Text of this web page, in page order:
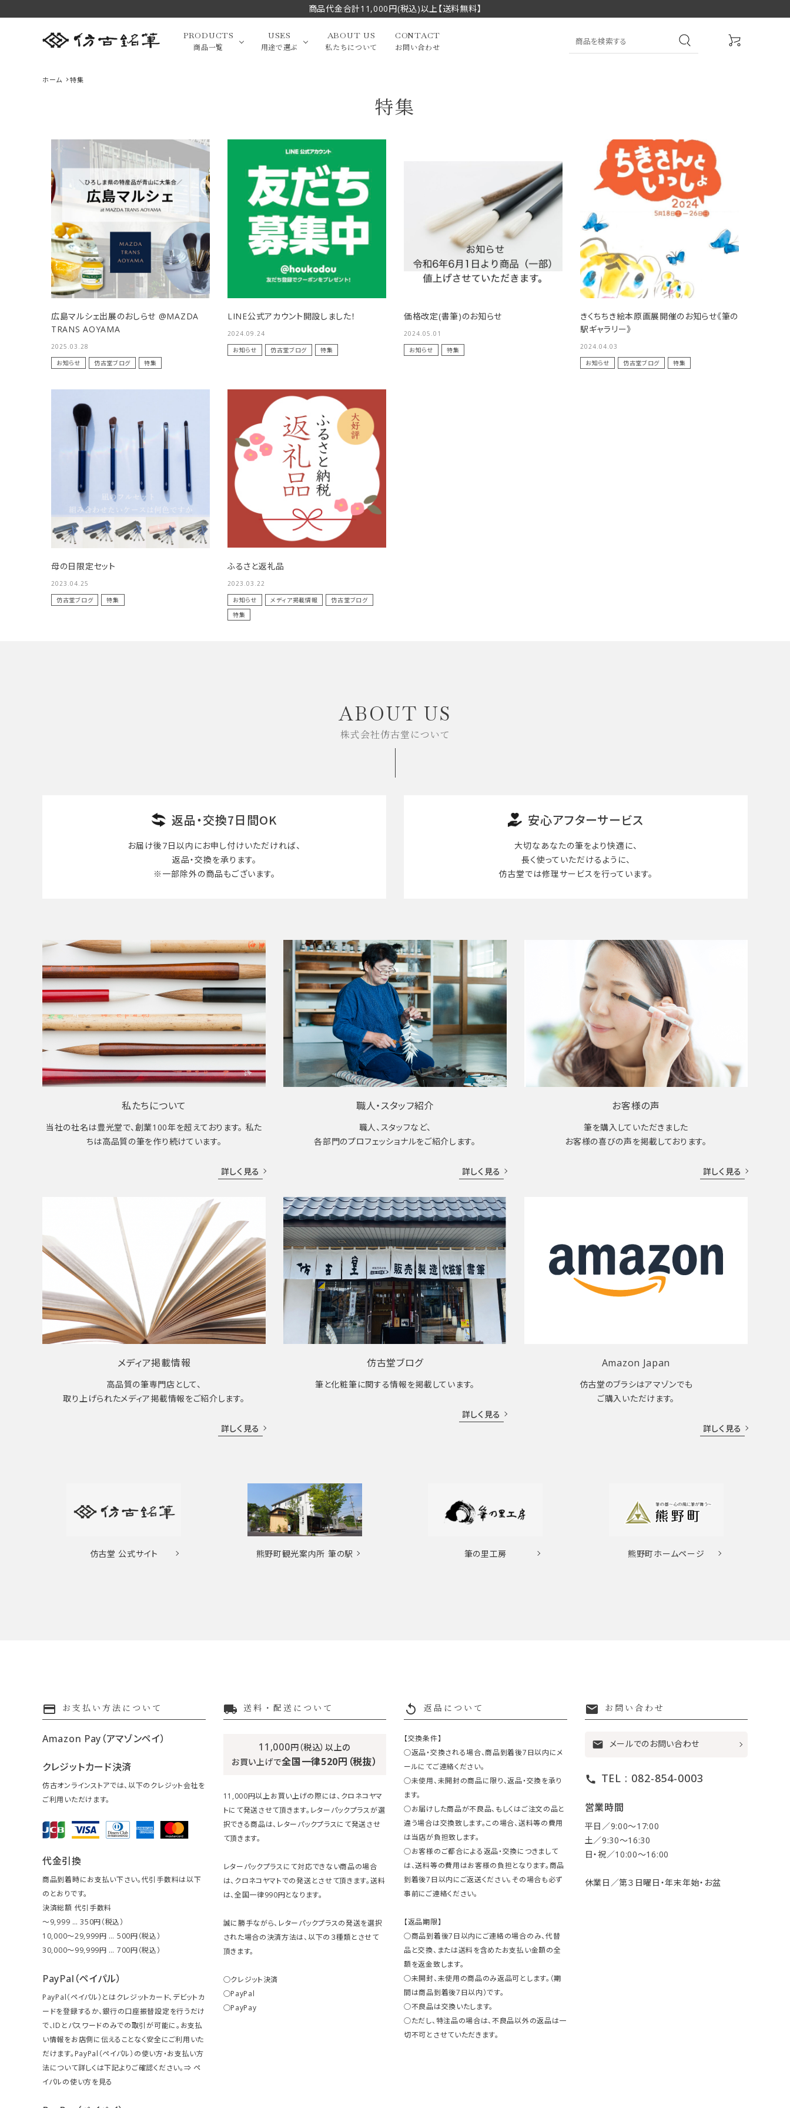
商品代金合計11,000円(税込)以上【送料無料】
PRODUCTS
商品一覧
大中筆（半切・条幅以
学童用（初心者用）
画筆・絵てがみ 洗浄剤 その他・オプション
高級化粧筆 限定品 贈り物
USES
用途で選ぶ
写経・御朱印 大字
贈り物（限定セット）
フェイスブラシ アイシャドーブラシ アイブローブラシ
リップブラシ セット ケース その他
限定ギフト
ABOUT US
私たちについて
CONTACT
お問い合わせ
緑風 中 伝統
皐作 高級書筆
羊毛 筆匠 仿
古堂
16,500円(税
込)
favorite
萌 眉ブラシ＆
萌シリーズ 熊
野筆 化粧筆
筆匠 仿古堂
HOUKODOU
1,760円(税込)
favorite
用途で選ぶ
プライバシーポリシー
特定商取引法について
ホーム 特集
特集
広島マルシェ出展のおしらせ @MAZDA
TRANS AOYAMA
2025.03.28
お知らせ
仿古堂ブログ 特集
LINE公式アカウント開設しました！
2024.09.24
お知らせ
仿古堂ブログ 特集
価格改定(書筆)のお知らせ
2024.05.01
お知らせ
特集
きくちちき絵本原画展開催のお知らせ《筆の
駅ギャラリー》
2024.04.03
お知らせ
仿古堂ブログ 特集
母の日限定セット
2023.04.25
仿古堂ブログ
特集
ふるさと返礼品
2023.03.22
お知らせ
メディア掲載情報
仿古堂ブログ
特集
ABOUT US
株式会社仿古堂について
返品・交換7日間OK
お届け後7日以内にお申し付けいただければ、
返品・交換を承ります。
※一部除外の商品もございます。
安心アフターサービス
大切なあなたの筆をより快適に、
長く使って いただけるように、
仿古堂では修理サービスを行っています。
私たちについて
当社の社名は豊光堂で、創業100年を超えております。 私た
ちは高品質の筆を作り続けています。
詳しく見る
職人・スタッフ紹介
職人、スタッフなど、
各部門のプロフェッショナルをご紹介します。
詳しく見る
お客様の声
筆を購入していただきました
お客様の喜びの声を掲載しております。
詳しく見る
メディア掲載情報
高品質の筆専門店として、
取り上げられたメディア掲載情報をご紹介します。
詳しく見る
仿古堂ブログ
筆と化粧筆に関する情報を掲載しています。
詳しく見る
Amazon Japan
仿古堂のブラシはアマゾンでも
ご購入いただけます。
詳しく見る
仿古堂 公式サイト 熊野町観光案内所 筆の駅 筆の里工房 熊野町ホームページ
payment お支払い方法について
Amazon Pay（アマゾンペイ）
クレジットカード決済
仿古オンラインストアでは、以下のクレジット会社を
ご利用いただけます。
代金引換
商品到着時にお支払い下さい。代引手数料は以下
のとおりです。
決済総額 代引手数料
～9,999 … 350円（税込）
10,000～29,999円 … 500円（税込）
30,000～99,999円 … 700円（税込）
PayPal（ペイパル）
PayPal（ペイパル）とはクレジットカード、デビットカ
ードを登録するか、銀行の口座振替設定を行うだけ
で、IDとパスワードのみでの取引が可能に。お支払
い情報をお店側に伝えることなく安全にご利用いた
だけます。PayPal（ペイパル）の使い方・お支払い方
法について詳しくは下記よりご確認ください。⇒ ペ
イパルの使い方を見る
local_shipping 送料・配送について
11,000円（税込）以上の
お買い上げで全国一律520円（税抜）
11,000円以上お買い上げの際には、クロネコヤマ
トにて発送させて頂きます。レターパックプラスが選
択できる商品は、レターパックプラスにて発送させ
て頂きます。
レターパックプラスにて対応できない商品の場合
は、クロネコヤマトでの発送とさせて頂きます。送料
は、全国一律990円となります。
誠に勝手ながら、レターパックプラスの発送を選択
された場合の決済方法は、以下の３種類とさせて
頂きます。
○クレジット決済
○PayPal
○PayPay
replay 返品について
【交換条件】
○返品・交換される場合、商品到着後7日以内にメ
ールにてご連絡ください。
○未使用、未開封の商品に限り、返品・交換を承り
ます。
○お届けした商品が不良品、もしくはご注文の品と
違う場合は交換致します。この場合、送料等の費用
は当店が負担致します。
○お客様のご都合による返品・交換につきまして
は、送料等の費用はお客様の負担となります。商品
到着後7日以内にご返送ください。その場合も必ず
事前にご連絡ください。
【返品期限】
○商品到着後7日以内にご連絡の場合のみ、代替
品と交換、または送料を含めたお支払い金額の全
額を返金致します。
○未開封、未使用の商品のみ返品可とします。（期
間は商品到着後7日以内）です。
○不良品は交換いたします。
○ただし、特注品の場合は、不良品以外の返品は一
切不可とさせていただきます。
mail お問い合わせ
mail メールでのお問い合わせ
call TEL : 082-854-0003
営業時間
平日／9:00〜17:00
土／9:30〜16:30
日・祝／10:00〜16:00
休業日／第３日曜日・年末年始・お盆